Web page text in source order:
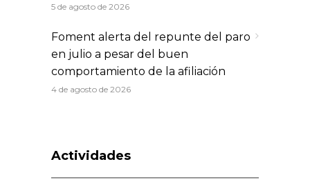
5 de agosto de 2026
Foment alerta del repunte del paro
en julio a pesar del buen
comportamiento de la afiliación
4 de agosto de 2026
Actividades